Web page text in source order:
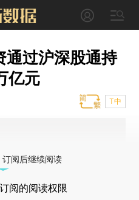
通过沪深股通持
亿元
T中
订阅后继续阅读
阅的阅读权限